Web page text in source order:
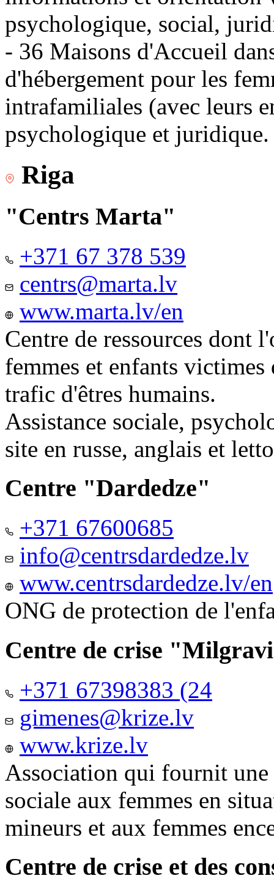
psychologique, social,
- 36 Maisons d'Accueil
d'hébergement pour les
intrafamiliales (avec leurs
psychologique et juridique.
Riga
"Centrs Marta"
+371 67 378 539
centrs@marta.lv
www.marta.lv/en
Centre de ressources dont
femmes et enfants
trafic d'êtres humains.
Assistance sociale,
site en russe, anglais et
Centre "Dardedze"
+371 67600685
info@centrsdardedze.lv
www.centrsdardedze.lv/en
ONG de protection de
Centre de crise
+371 67398383 (24
gimenes@krize.lv
www.krize.lv
Association qui fournit une
sociale aux femmes en
mineurs et aux femmes
Centre de crise et des